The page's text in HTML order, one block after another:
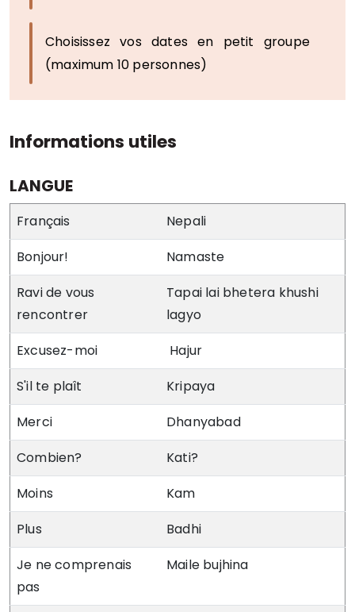
Choisissez vos dates en petit groupe
(maximum 10 personnes)
Informations utiles
LANGUE
Français
Nepali
Bonjour!
Namaste
Ravi de vous
rencontrer
Tapai lai bhetera khushi
lagyo
Excusez-moi
Hajur
S'il te plaît
Kripaya
Merci
Dhanyabad
Combien?
Kati?
Moins
Kam
Plus
Badhi
Je ne comprenais
pas
Maile bujhina